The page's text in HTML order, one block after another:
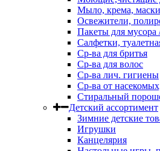
Мыло, крема,
Освежители,
Пакеты для мусора
Салфетки,
Ср-ва для бритья
Ср-ва для волос
Ср-ва лич. гигиены
Ср-ва от
Стиральный
Детский ассортимент
Зимние детские
Игрушки
Канцелярия